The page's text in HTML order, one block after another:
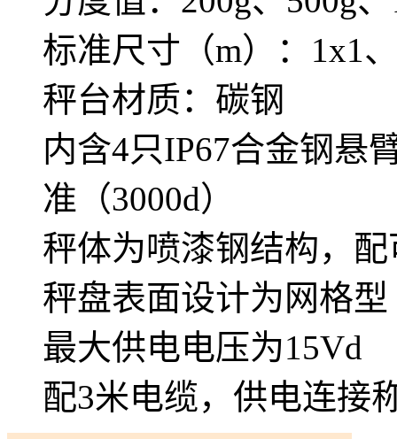
标准尺寸（m）：1x1
秤台材质：碳钢
内含4只IP67合金钢悬
准（3000d）
秤体为喷漆钢结构，
秤盘表面设计为网格型
最大供电电压为15Vd
配3米电缆，供电连接